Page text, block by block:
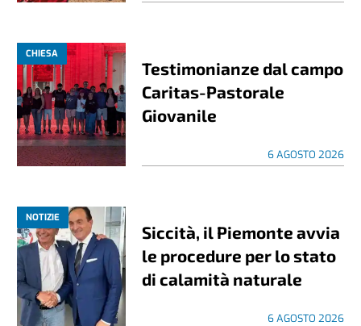
CHIESA
Testimonianze dal campo
Caritas-Pastorale
Giovanile
6 AGOSTO 2026
NOTIZIE
Siccità, il Piemonte avvia
le procedure per lo stato
di calamità naturale
6 AGOSTO 2026